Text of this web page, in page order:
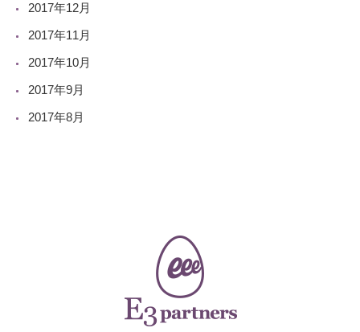
2017年12月
2017年11月
2017年10月
2017年9月
2017年8月